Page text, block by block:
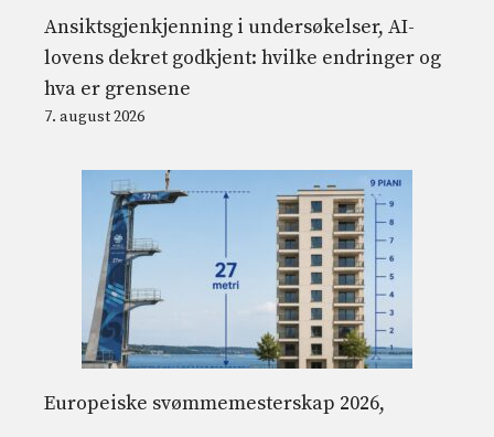
Ansiktsgjenkjenning i undersøkelser, AI-
lovens dekret godkjent: hvilke endringer og
hva er grensene
7. august 2026
Europeiske svømmemesterskap 2026,